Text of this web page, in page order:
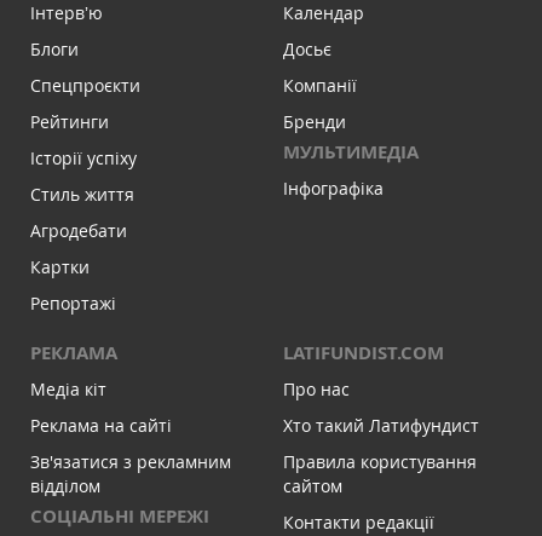
Інтервʼю
Блоги
Спецпроєкти
Рейтинги
Історії успіху
Стиль життя
Агродебати
Картки
Репортажі
Календар
Досьє
Компанії
Бренди
МУЛЬТИМЕДІА
Інфографіка
РЕКЛАМА
Медіа кіт
Реклама на сайті
Зв'язатися з рекламним
відділом
СОЦІАЛЬНІ МЕРЕЖІ
LATIFUNDIST.COM
Про нас
Хто такий Латифундист
Правила користування
сайтом
Контакти редакції